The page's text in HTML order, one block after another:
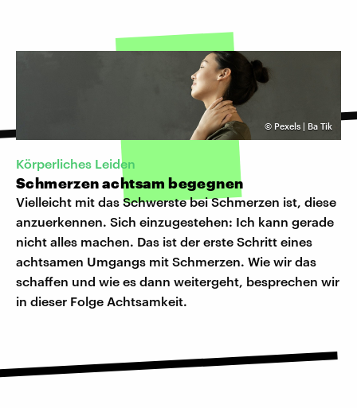
© Pexels | Ba Tik
Körperliches Leiden
Schmerzen achtsam begegnen
Vielleicht mit das Schwerste bei Schmerzen ist, diese
anzuerkennen. Sich einzugestehen: Ich kann gerade
nicht alles machen. Das ist der erste Schritt eines
achtsamen Umgangs mit Schmerzen. Wie wir das
schaffen und wie es dann weitergeht, besprechen wir
in dieser Folge Achtsamkeit.